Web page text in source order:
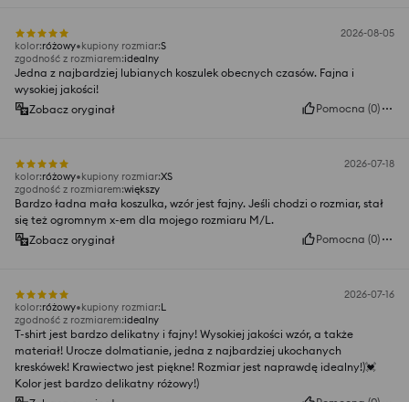
2026-08-05
kolor:różowy kupiony rozmiar:S
zgodność z rozmiarem:idealny
Jedna z najbardziej lubianych koszulek obecnych czasów. Fajna i
wysokiej jakości!
Zobacz oryginał
Pomocna (0)
2026-07-18
kolor:różowy kupiony rozmiar:XS
zgodność z rozmiarem:większy
Bardzo ładna mała koszulka, wzór jest fajny. Jeśli chodzi o rozmiar, stał
się też ogromnym x-em dla mojego rozmiaru M/L.
Zobacz oryginał
Pomocna (0)
2026-07-16
kolor:różowy kupiony rozmiar:L
zgodność z rozmiarem:idealny
T-shirt jest bardzo delikatny i fajny! Wysokiej jakości wzór, a także
materiał! Urocze dolmatianie, jedna z najbardziej ukochanych
kreskówek! Krawiectwo jest piękne! Rozmiar jest naprawdę idealny!)💓
Kolor jest bardzo delikatny różowy!)